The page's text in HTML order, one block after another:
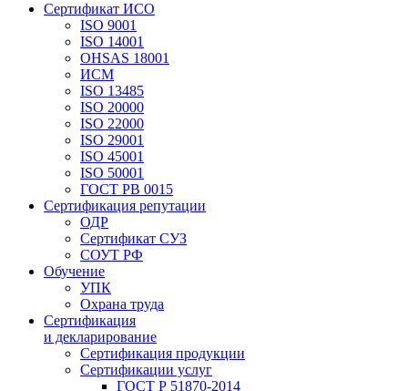
Сертификат ИСО
ISO 9001
ISO 14001
OHSAS 18001
ИСМ
ISO 13485
ISO 20000
ISO 22000
ISO 29001
ISO 45001
ISO 50001
ГОСТ РВ 0015
Сертификация репутации
ОДР
Сертификат СУЗ
СОУТ РФ
Обучение
УПК
Охрана труда
Сертификация
и декларирование
Сертификация продукции
Сертификации услуг
ГОСТ Р 51870-2014